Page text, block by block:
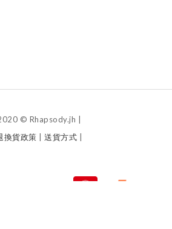
© Rhapsody.jh |
換貨政策 送貨方式